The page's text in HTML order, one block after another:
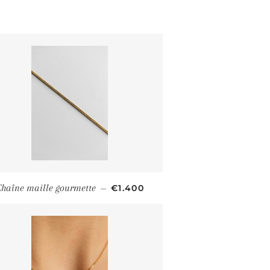
maille gourmette — PRIX RÉGULIER
€1.400